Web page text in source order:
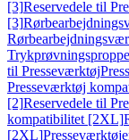
[3]Reservedele til
[3]
til Presseværktøj
Presseværktøj
[2]Reservedele til
kompatibilitet [2XL]
[2XL]